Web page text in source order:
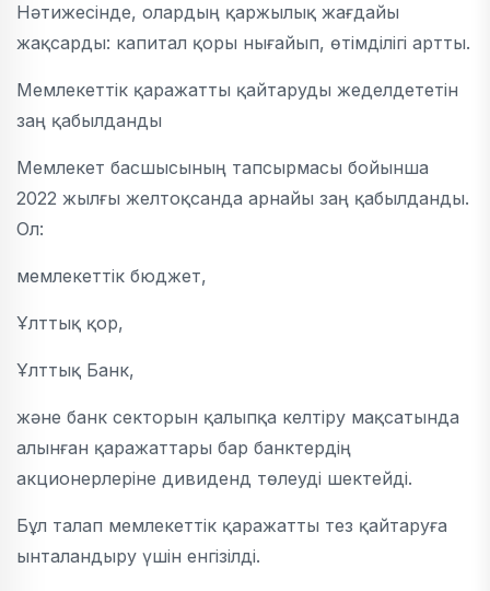
Нәтижесінде, олардың қаржылық жағдайы
жақсарды: капитал қоры нығайып, өтімділігі артты.
Мемлекеттік қаражатты қайтаруды жеделдететін
заң қабылданды
Мемлекет басшысының тапсырмасы бойынша
2022 жылғы желтоқсанда арнайы заң қабылданды.
Ол:
мемлекеттік бюджет,
Ұлттық қор,
Ұлттық Банк,
және банк секторын қалыпқа келтіру мақсатында
алынған қаражаттары бар банктердің
акционерлеріне дивиденд төлеуді шектейді.
Бұл талап мемлекеттік қаражатты тез қайтаруға
ынталандыру үшін енгізілді.